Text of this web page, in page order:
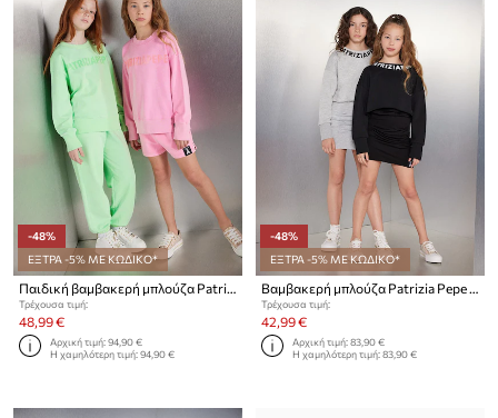
-48%
ΕΞΤΡΑ -5% ΜΕ ΚΩΔΙΚΟ*
Παιδική βαμβακερή μπλούζα Patrizia Pepe G604
Τρέχουσα τιμή:
48,99 €
Αρχική τιμή:94,90 €
Η χαμηλότερη τιμή:94,90 €
-48%
ΕΞΤΡΑ -5% ΜΕ ΚΩΔΙΚΟ*
Βαμβακερή μπλούζα Patrizia Pepe K103
Τρέχουσα τιμή:
42,99 €
Αρχική τιμή:83,90 €
Η χαμηλότερη τιμή:83,90 €